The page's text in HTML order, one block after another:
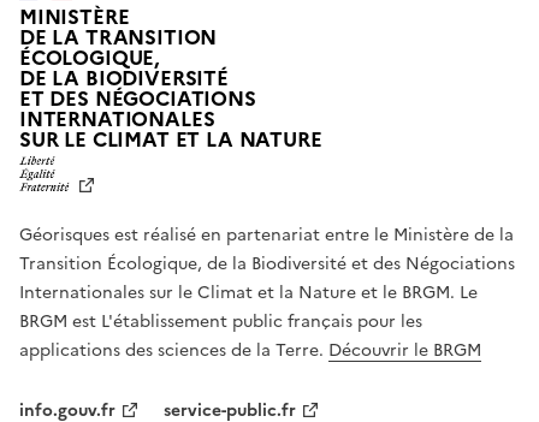
MINISTÈRE
DE LA TRANSITION
ÉCOLOGIQUE,
DE LA BIODIVERSITÉ
ET DES NÉGOCIATIONS
INTERNATIONALES
SUR LE CLIMAT ET LA NATUREL
T
É
,
É
G
A
L
Géorisques est réalisé en partenariat entre le Ministère de la
Transition Écologique, de la Biodiversité et des Négociations
Internationales sur le Climat et la Nature et le BRGM. Le
BRGM est L'établissement public français pour les
applications des sciences de la Terre. Découvrir le BRGM
info.gouv.fr
service-public.fr